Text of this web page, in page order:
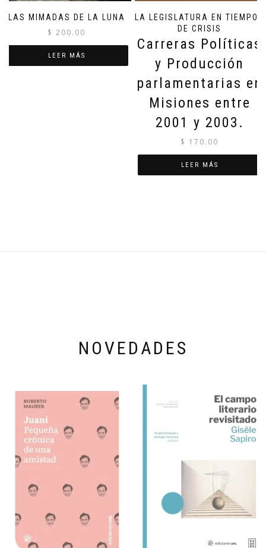
LAS MIMADAS DE LA LUNA
$ 200.00
LEER MÁS
LA LEGISLATURA EN TIEMPOS
DE CRISIS
Carreras Políticas
y Producción
parlamentarias en
Misiones entre
2001 y 2003.
$ 170.00
LEER MÁS
NOVEDADES